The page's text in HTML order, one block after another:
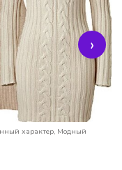
характер, Модный
›